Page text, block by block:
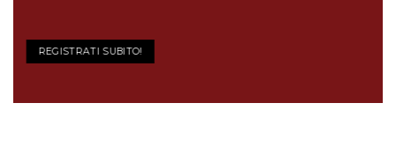
REGISTRATI SUBITO!